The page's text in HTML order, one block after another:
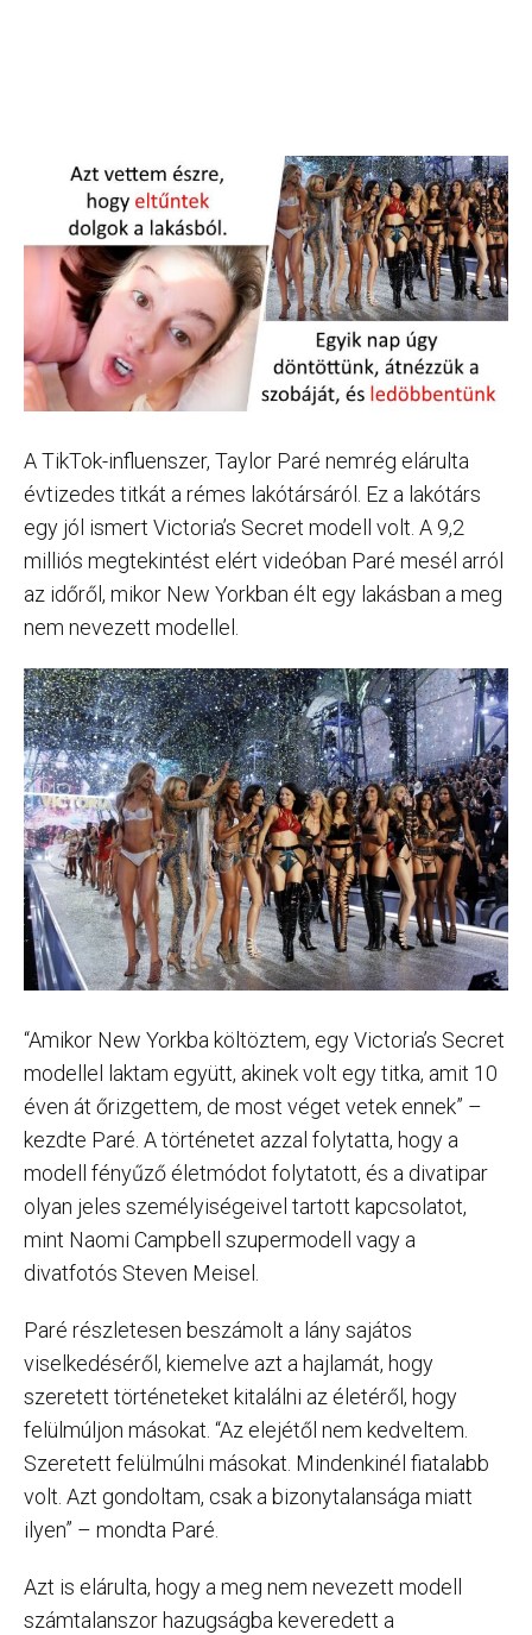
A TikTok-influenszer, Taylor Paré nemrég elárulta
évtizedes titkát a rémes lakótársáról. Ez a lakótárs
egy jól ismert Victoria’s Secret modell volt. A 9,2
milliós megtekintést elért videóban Paré mesél arról
az időről, mikor New Yorkban élt egy lakásban a meg
nem nevezett modellel.
“Amikor New Yorkba költöztem, egy Victoria’s Secret
modellel laktam együtt, akinek volt egy titka, amit 10
éven át őrizgettem, de most véget vetek ennek” –
kezdte Paré. A történetet azzal folytatta, hogy a
modell fényűző életmódot folytatott, és a divatipar
olyan jeles személyiségeivel tartott kapcsolatot,
mint Naomi Campbell szupermodell vagy a
divatfotós Steven Meisel.
Paré részletesen beszámolt a lány sajátos
viselkedéséről, kiemelve azt a hajlamát, hogy
szeretett történeteket kitalálni az életéről, hogy
felülmúljon másokat. “Az elejétől nem kedveltem.
Szeretett felülmúlni másokat. Mindenkinél fiatalabb
volt. Azt gondoltam, csak a bizonytalansága miatt
ilyen” – mondta Paré.
Azt is elárulta, hogy a meg nem nevezett modell
számtalanszor hazugságba keveredett a